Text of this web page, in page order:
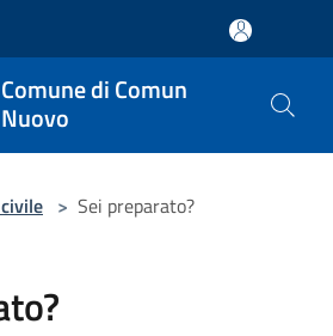
Comune di Comun
Nuovo
> Sei preparato?